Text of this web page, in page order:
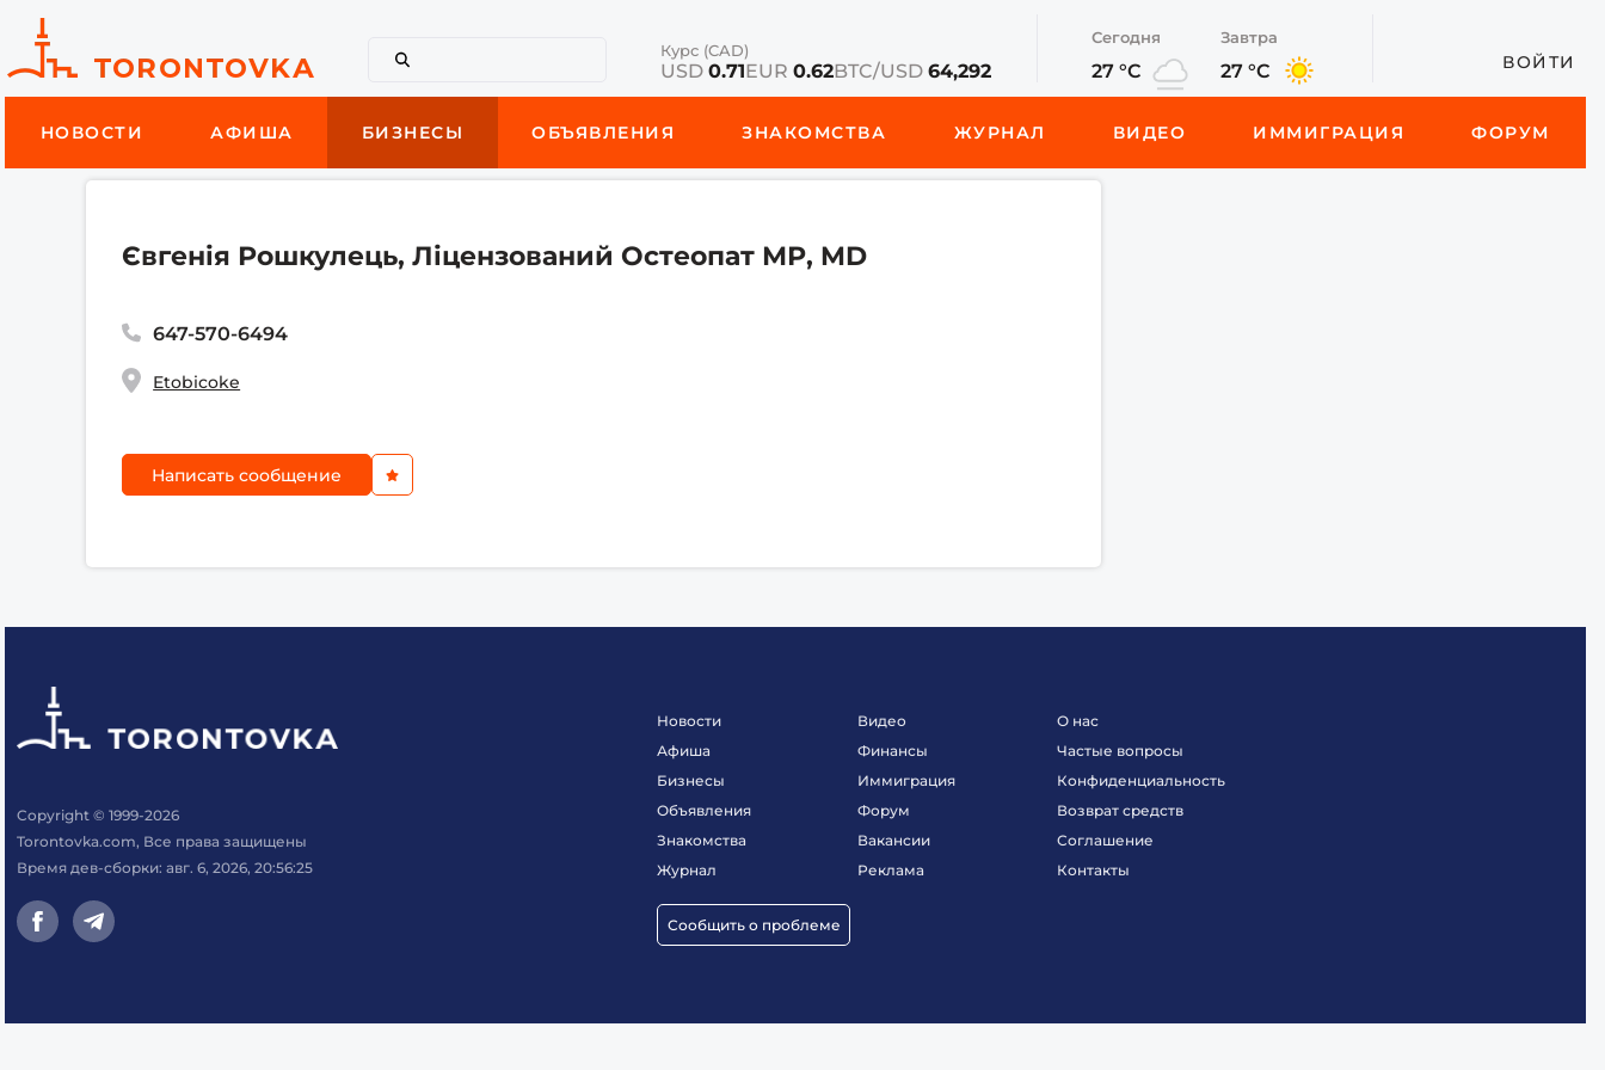
Курс (CAD)
USD 0.71EUR 0.62BTC/USD 64,292
Сегодня
27 °C
Завтра
27 °C ВОЙТИ
НОВОСТИ АФИША БИЗНЕСЫ ОБЪЯВЛЕНИЯ ЗНАКОМСТВА ЖУРНАЛ ВИДЕО ИММИГРАЦИЯ ФОРУМ
Євгенія Рошкулець, Ліцензований Остеопат МР, MD
647-570-6494
Etobicoke
Написать сообщение
Copyright © 1999-2026
Torontovka.com, Все права защищены
Время дев-сборки: авг. 6, 2026, 20:56:25
Новости
Афиша
Бизнесы
Объявления
Знакомства
Журнал
Сообщить о проблеме
Видео
Финансы
Иммиграция
Форум
Вакансии
Реклама
О нас
Частые вопросы
Конфиденциальность
Возврат средств
Соглашение
Контакты